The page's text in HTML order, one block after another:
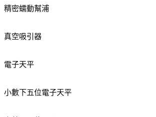
精密蠕動幫浦
真空吸引器
電子天平
小數下五位電子天平